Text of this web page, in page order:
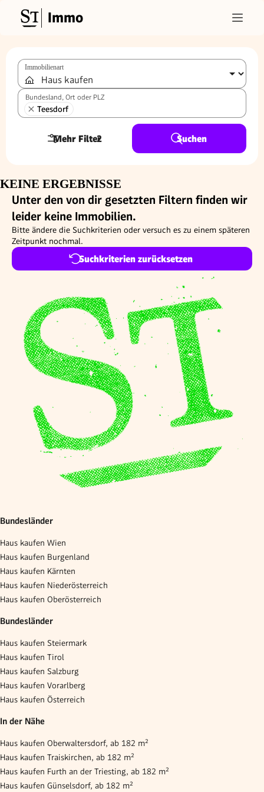
Immo
Immobilienart
Bundesland, Ort oder PLZ
Teesdorf
Mehr Filter
2 Suchen
KEINE ERGEBNISSE
Unter den von dir gesetzten Filtern finden wir
leider keine Immobilien.
Bitte ändere die Suchkriterien oder versuch es zu einem späteren
Zeitpunkt nochmal.
Suchkriterien zurücksetzen
Bundesländer
Haus kaufen Wien
Haus kaufen Burgenland
Haus kaufen Kärnten
Haus kaufen Niederösterreich
Haus kaufen Oberösterreich
Bundesländer
Haus kaufen Steiermark
Haus kaufen Tirol
Haus kaufen Salzburg
Haus kaufen Vorarlberg
Haus kaufen Österreich
In der Nähe
Haus kaufen Oberwaltersdorf, ab 182 m²
Haus kaufen Traiskirchen, ab 182 m²
Haus kaufen Furth an der Triesting, ab 182 m²
Haus kaufen Günselsdorf, ab 182 m²